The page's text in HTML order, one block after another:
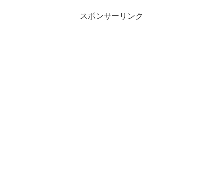
スポンサーリンク